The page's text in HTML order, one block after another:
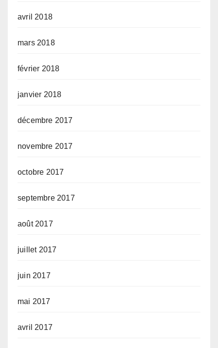
avril 2018
mars 2018
février 2018
janvier 2018
décembre 2017
novembre 2017
octobre 2017
septembre 2017
août 2017
juillet 2017
juin 2017
mai 2017
avril 2017